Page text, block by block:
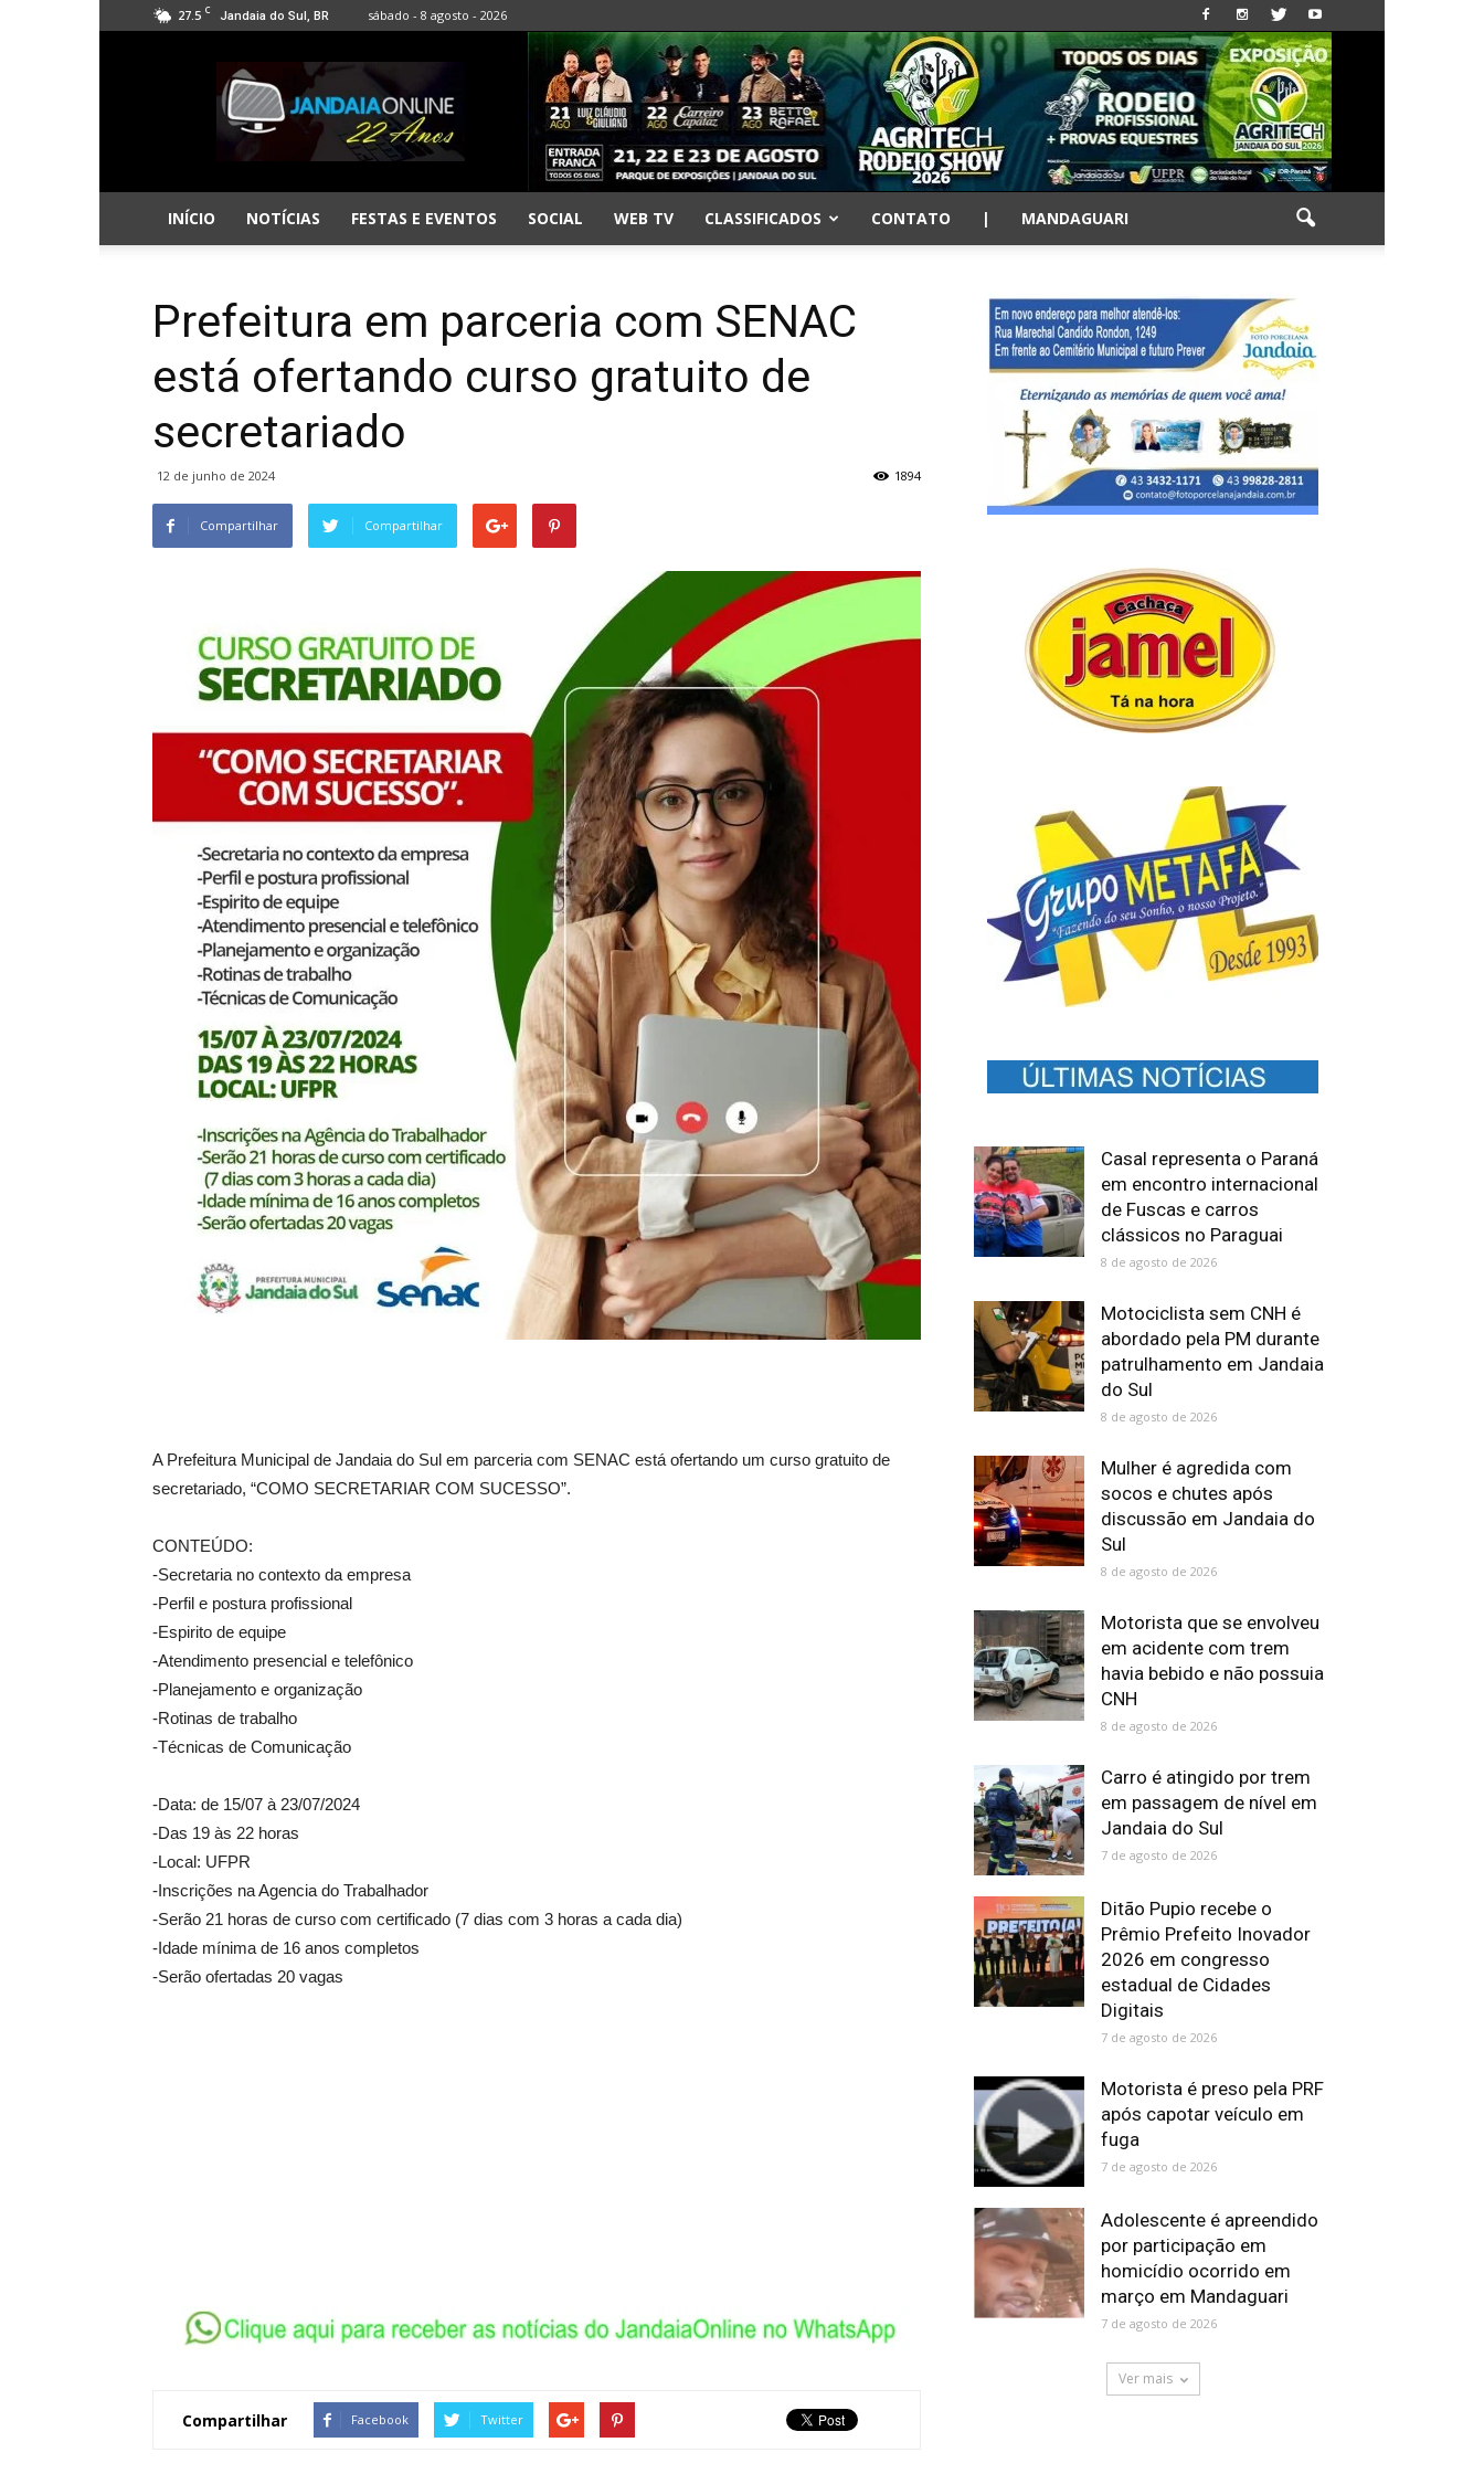
27.5 C Jandaia do Sul, BR sábado - 8 agosto - 2026
Jandaia
Online
INÍCIO NOTÍCIAS FESTAS E EVENTOS SOCIAL WEB TV CLASSIFICADOS CONTATO | MANDAGUARI
Prefeitura em parceria com SENAC
está ofertando curso gratuito de
secretariado
12 de junho de 2024 1894
Compartilhar Compartilhar
A Prefeitura Municipal de Jandaia do Sul em parceria com SENAC está ofertando um curso gratuito de
secretariado, “COMO SECRETARIAR COM SUCESSO”.
CONTEÚDO:
-Secretaria no contexto da empresa
-Perfil e postura profissional
-Espirito de equipe
-Atendimento presencial e telefônico
-Planejamento e organização
-Rotinas de trabalho
-Técnicas de Comunicação
-Data: de 15/07 à 23/07/2024
-Das 19 às 22 horas
-Local: UFPR
-Inscrições na Agencia do Trabalhador
-Serão 21 horas de curso com certificado (7 dias com 3 horas a cada dia)
-Idade mínima de 16 anos completos
-Serão ofertadas 20 vagas
Compartilhar Facebook Twitter
Casal representa o Paraná
em encontro internacional
de Fuscas e carros
clássicos no Paraguai
8 de agosto de 2026
Motociclista sem CNH é
abordado pela PM durante
patrulhamento em Jandaia
do Sul
8 de agosto de 2026
Mulher é agredida com
socos e chutes após
discussão em Jandaia do
Sul
8 de agosto de 2026
Motorista que se envolveu
em acidente com trem
havia bebido e não possuia
CNH
8 de agosto de 2026
Carro é atingido por trem
em passagem de nível em
Jandaia do Sul
7 de agosto de 2026
Ditão Pupio recebe o
Prêmio Prefeito Inovador
2026 em congresso
estadual de Cidades
Digitais
7 de agosto de 2026
Motorista é preso pela PRF
após capotar veículo em
fuga
7 de agosto de 2026
Adolescente é apreendido
por participação em
homicídio ocorrido em
março em Mandaguari
7 de agosto de 2026
Ver mais